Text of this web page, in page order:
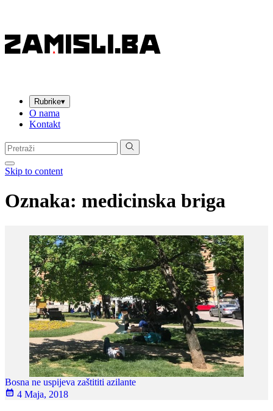
Rubrike▾
O nama
Kontakt
Pretraga:
Skip to content
Oznaka: medicinska briga
Bosna ne uspijeva zaštititi azilante
4 Maja, 2018